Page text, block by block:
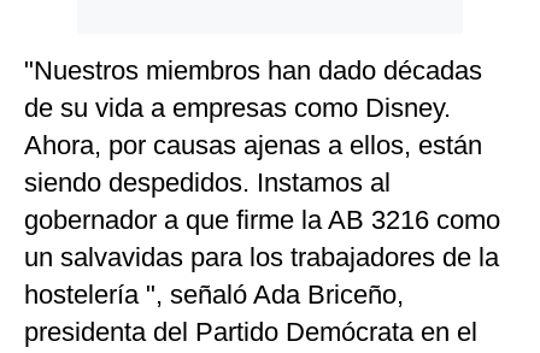
"Nuestros miembros han dado décadas
de su vida a empresas como Disney.
Ahora, por causas ajenas a ellos, están
siendo despedidos. Instamos al
gobernador a que firme la AB 3216 como
un salvavidas para los trabajadores de la
hostelería ", señaló Ada Briceño,
presidenta del Partido Demócrata en el